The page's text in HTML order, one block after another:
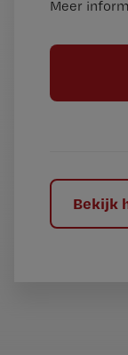
t
t
t
l
Meer
Bekijk